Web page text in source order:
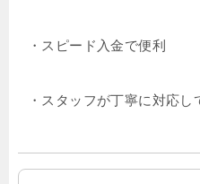
・スピード入金で便利
・スタッフが丁寧に対応し